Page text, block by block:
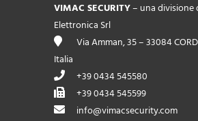
VIMAC SECURITY– una divisione
Elettronica Srl
Via Amman, 35 – 33084
Italia
+39 0434 545580
+39 0434 545599
info@vimacsecurity.com